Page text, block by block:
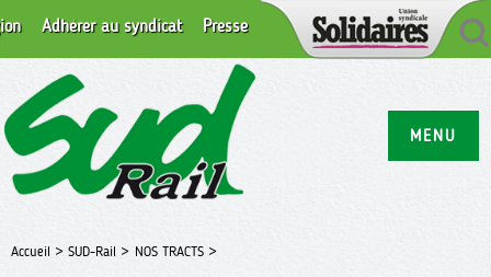
MENU
Adhérer au syndicat Presse
Accueil > SUD-Rail > NOS TRACTS >